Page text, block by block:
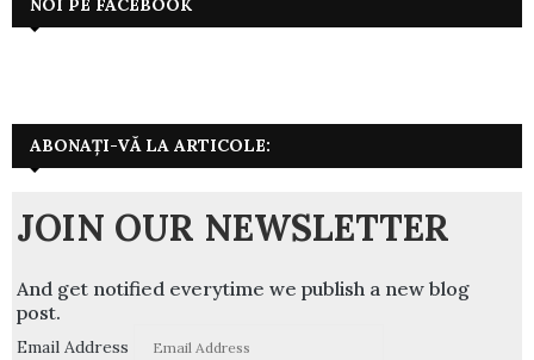
NOI PE FACEBOOK
ABONAȚI-VĂ LA ARTICOLE:
JOIN OUR NEWSLETTER
And get notified everytime we publish a new blog
post.
Email Address